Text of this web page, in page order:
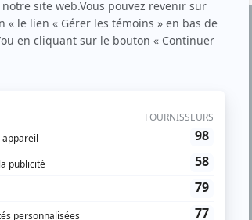
surnomme parfois «l’encyclopédie de
On peut l’entendre régulièrement